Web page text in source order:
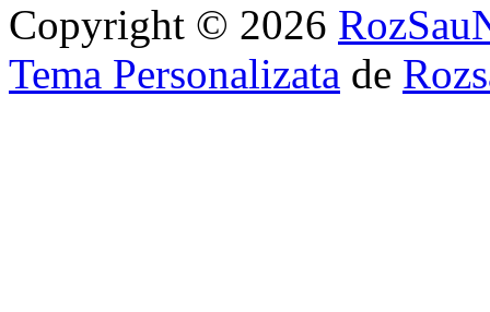
Copyright © 2026
Tema Personalizata de